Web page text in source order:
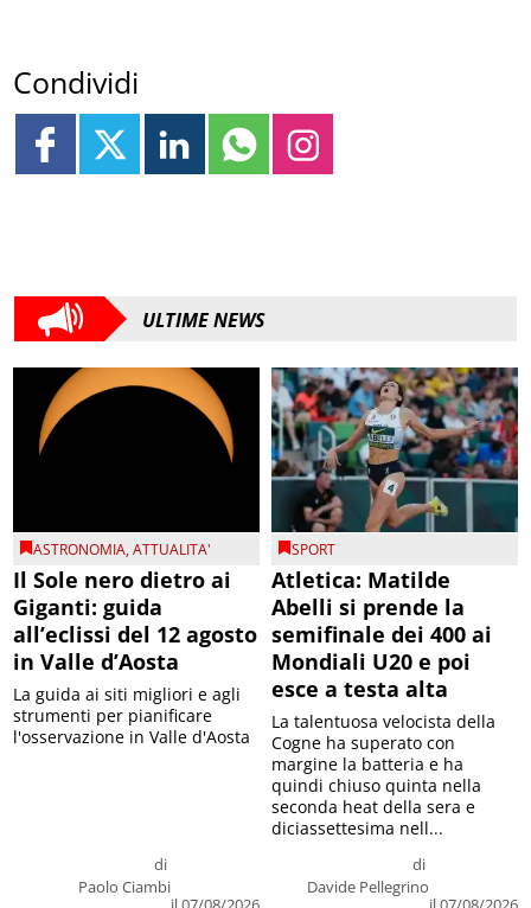
Condividi
ULTIME NEWS
ASTRONOMIA,ATTUALITA'
Il Sole nero dietro ai
Giganti: guida
all’eclissi del 12 agosto
in Valle d’Aosta
di
Paolo Ciambi
La guida ai siti migliori e agli
strumenti per pianificare
l'osservazione in Valle d'Aosta
SPORT
Atletica: Matilde
Abelli si prende la
semifinale dei 400 ai
Mondiali U20 e poi
esce a testa alta
di
Davide Pellegrino
La talentuosa velocista della
Cogne ha superato con
margine la batteria e ha
quindi chiuso quinta nella
seconda heat della sera e
diciassettesima nell...